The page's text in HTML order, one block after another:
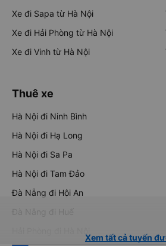
Xe đi Sapa từ Hà Nội
Xe đi Hải Phòng từ Hà Nội
Xe đi Vinh từ Hà Nội
Thuê xe
Hà Nội đi Ninh Bình
Hà Nội đi Hạ Long
Hà Nội đi Sa Pa
Hà Nội đi Tam Đảo
Đà Nẵng đi Hội An
Đà Nẵng đi Huế
Xem tất cả tuyến